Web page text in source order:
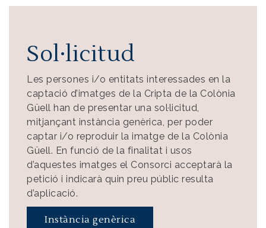
Sol·licitud
Les persones i/o entitats interessades en la
captació d’imatges de la Cripta de la Colònia
Güell han de presentar una sol·licitud,
mitjançant instància genèrica, per poder
captar i/o reproduir la imatge de la Colònia
Güell. En funció de la finalitat i usos
d’aquestes imatges el Consorci acceptarà la
petició i indicarà quin preu públic resulta
d’aplicació.
Instància genèrica